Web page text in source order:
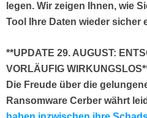
legen. Wir zeigen Ihnen, wie
Tool Ihre Daten wieder sicher
**UPDATE 29. AUGUST:
VORLÄUFIG
Die Freude über die
Ransomware Cerber währt